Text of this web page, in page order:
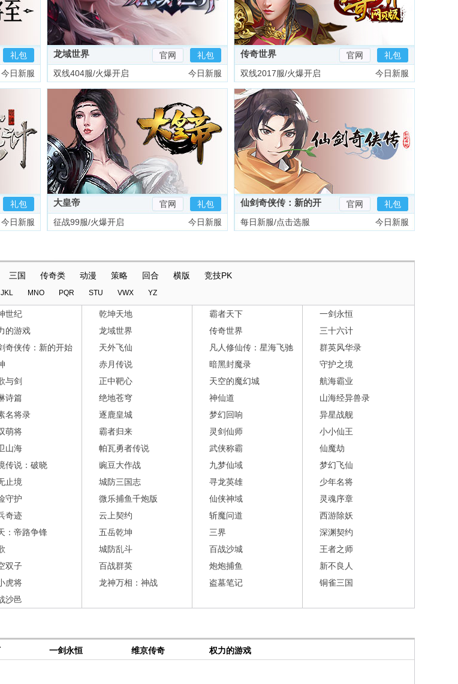
礼包
今日新服
龙域世界 官网
礼包
今日新服
双线404服/火爆开启
传奇世界 官网
礼包
今日新服
双线2017服/火爆开启
礼包
今日新服
大皇帝 官网
礼包
今日新服
征战99服/火爆开启
仙剑奇侠传：新的开
始
官网
礼包
今日新服
每日新服/点击选服
三国 传奇类 动漫 策略 回合 横版 竞技PK
JKL MNO PQR STU VWX YZ
世纪 乾坤天地 霸者天下
一剑永恒
的游戏 龙域世界 传奇世界
三十六计
奇侠传：新的开始 天外飞仙 凡人修仙传：星海飞驰
群英风华录
赤月传说 暗黑封魔录
守护之境
与剑 正中靶心 天空的魔幻城
航海霸业
诗篇 绝地苍穹 神仙道
山海经异兽录
名将录 逐鹿皇城 梦幻回响
异星战舰
萌将 霸者归来 灵剑仙师
小小仙王
山海 帕瓦勇者传说 武侠称霸
仙魔劫
传说：破晓 豌豆大作战 九梦仙域
梦幻飞仙
止境 城防三国志 寻龙英雄
少年名将
守护 微乐捕鱼千炮版 仙侠神域
灵魂序章
奇迹 云上契约 斩魔问道
西游除妖
：帝路争锋 五岳乾坤 三界
深渊契约
城防乱斗 百战沙城
王者之师
双子 百战群英 炮炮捕鱼
新不良人
虎将 龙神万相：神战 盗墓笔记
铜雀三国
沙邑
一剑永恒 维京传奇 权力的游戏